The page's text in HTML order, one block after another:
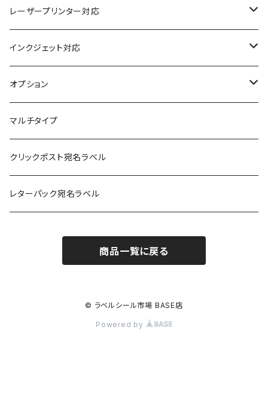
レーザープリンター対応
上質紙
アート紙
光沢紙
耐水フィルム
訂正用
インクジェット対応
コート紙
光沢紙
和紙
フィルム
オプション
簡易印刷
マルチタイプ
クリックポスト宛名ラベル
レターパック宛名ラベル
商品一覧に戻る
© ラベルシール市場 BASE店
Powered by